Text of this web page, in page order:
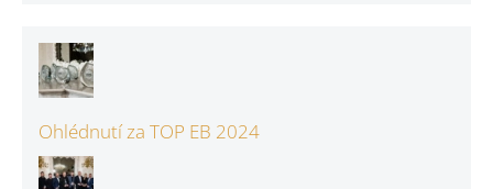
Ohlédnutí za TOP EB 2024